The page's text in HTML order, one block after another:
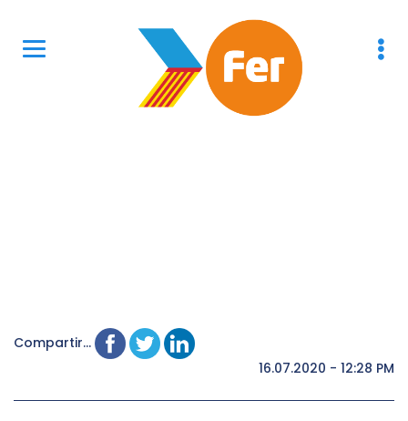
Compartir...
16.07.2020 - 12:28 PM